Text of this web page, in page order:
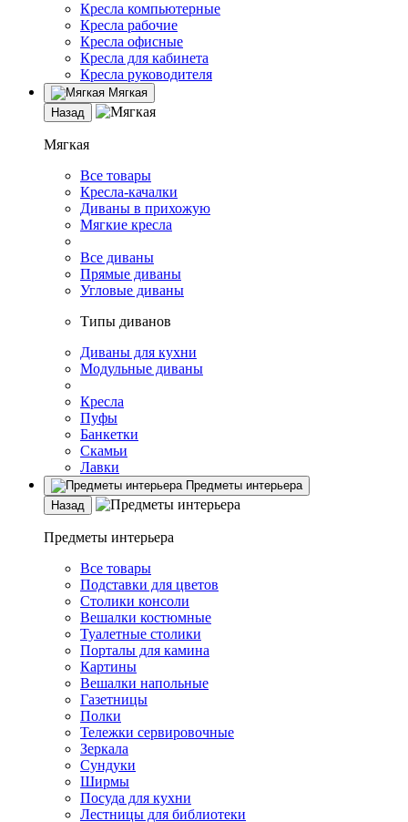
Кресла компьютерные
Кресла рабочие
Кресла офисные
Кресла для кабинета
Кресла руководителя
Мягкая
Назад
Мягкая
Все товары
Кресла-качалки
Диваны в прихожую
Мягкие кресла
Все диваны
Прямые диваны
Угловые диваны
Типы диванов
Диваны для кухни
Модульные диваны
Кресла
Пуфы
Банкетки
Скамьи
Лавки
Предметы интерьера
Назад
Предметы интерьера
Все товары
Подставки для цветов
Столики консоли
Вешалки костюмные
Туалетные столики
Порталы для камина
Картины
Вешалки напольные
Газетницы
Полки
Тележки сервировочные
Зеркала
Сундуки
Ширмы
Посуда для кухни
Лестницы для библиотеки